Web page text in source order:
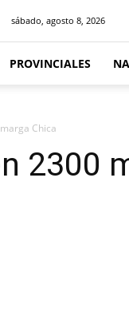
sábado, agosto 8, 2026
PROVINCIALES
Chica
2300